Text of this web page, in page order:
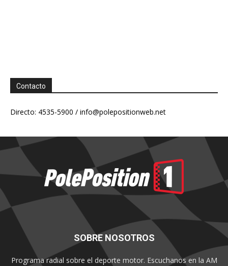
Contacto
Directo: 4535-5900 / info@polepositionweb.net
SOBRE NOSOTROS
Programa radial sobre el deporte motor. Escuchanos en la AM